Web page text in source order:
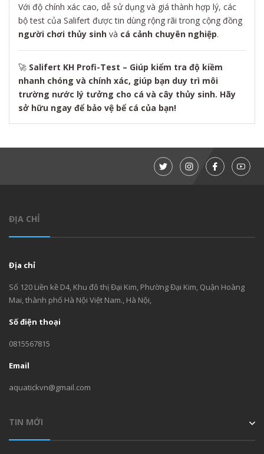
Với độ chính xác cao, dễ sử dụng và giá thành hợp lý, các
bộ test của Salifert được tin dùng rộng rãi trong cộng đồng
người chơi thủy sinh và cá cảnh chuyên nghiệp.
🚀 Salifert KH Profi-Test – Giúp kiểm tra độ kiềm
nhanh chóng và chính xác, giúp bạn duy trì môi
trường nước lý tưởng cho cá và cây thủy sinh. Hãy
sở hữu ngay để bảo vệ bể cá của bạn!
ĐỊA CHỈ
Địa chỉ
Số 120 Liền kề D4, Khu đô thị Đại Kim, Phường Đại Kim, Quận Hoàng
Mai, thành phố Hà Nội Việt Nam., Hà Nội,
Số điện thoại
0815567815
Email
aquatickvn@gmail.com
TIN MỚI